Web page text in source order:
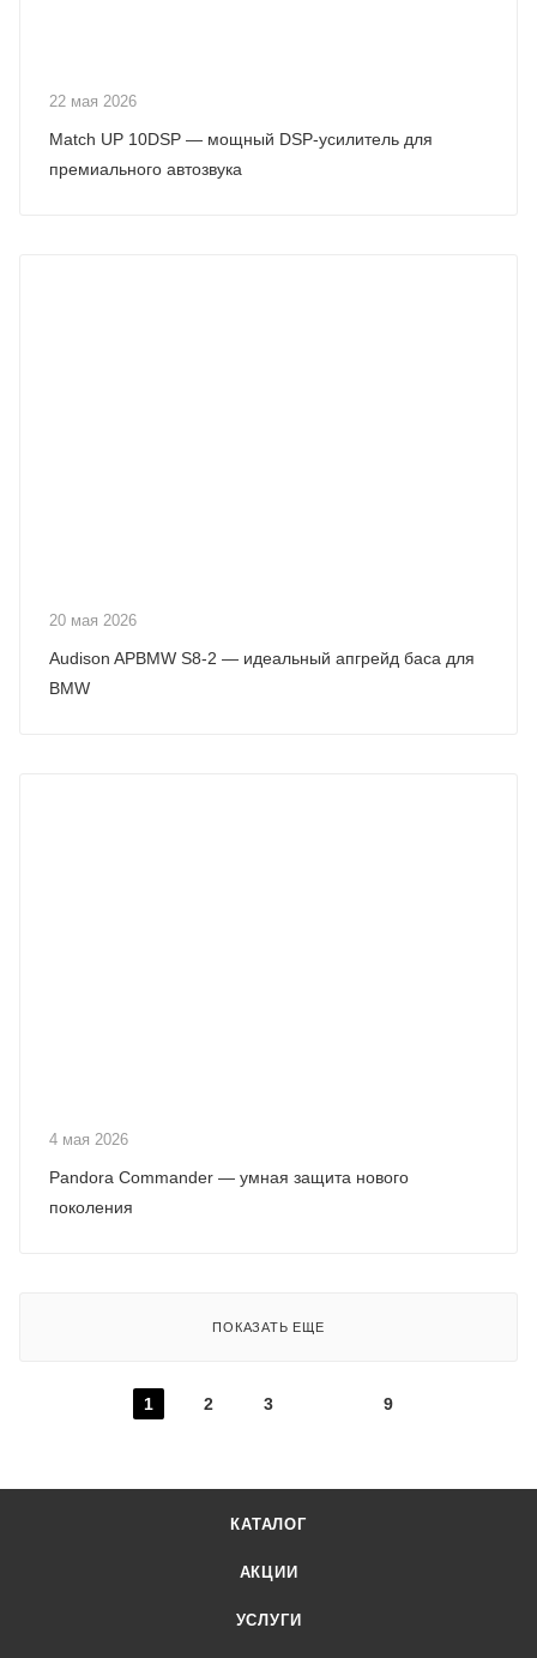
22 мая 2026
Match UP 10DSP — мощный DSP-усилитель для
премиального автозвука
20 мая 2026
Audison APBMW S8-2 — идеальный апгрейд баса для
BMW
4 мая 2026
Pandora Commander — умная защита нового
поколения
ПОКАЗАТЬ ЕЩЕ
1 2 3 9
КАТАЛОГ
АКЦИИ
УСЛУГИ